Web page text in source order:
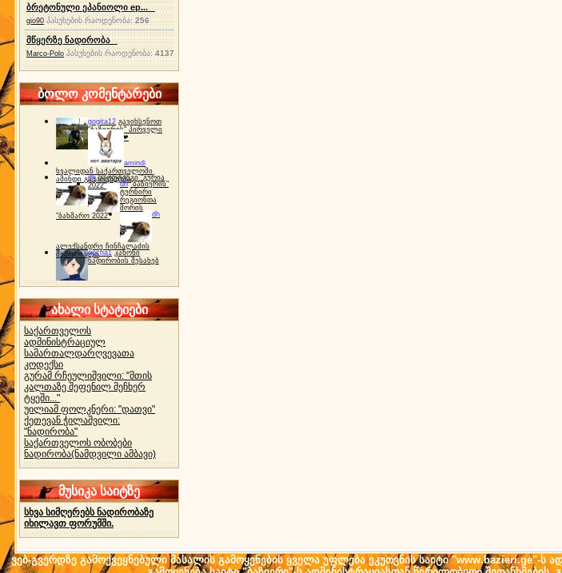
ბრეტონული ეპანიოლი ep...
gio90 პასუხების რაოდენობა:256
მწყერზე ნადირობა
Marco-Polo პასუხების რაოდენობა:4137
ბოლო კომენტარები
gogita12 გავიხსენოთ
"ბაზიერის" პირველი
ტურნირი ❤
amindi
ხვალიდან საქართველოში
ამინდი გაუარესდება
dh სპორტინგი "გურია
2022"
dh "ბაზიერის"
ტურნირი
რეგიონთა
შორის
"ბახმარო 2022"
dh
ალექსანდრე ჩინჩალაძის
მემორიალიgocha1 კანონი
ნადირობის შესახებ
ახალი სტატიები
საქართველოს
ადმინისტრაციულ
სამართალდარღვევათა
კოდექსი
გურამ რჩეულიშვილი: "მთის
კალთაზე შეფენილ მეჩხერ
ტყეში..."
უილიამ ფოლკნერი: "დათვი"
ქეთევან ჭილაშვილი:
"ნადირობა"
საქართველოს ობობები
ნადირობა(ნამდვილი ამბავი)
მუსიკა საიტზე
სხვა სიმღერებს ნადირობაზე
იხილავთ ფორუმში.
ვებ-გვერდზე გამოქვეყნებული მასალის გამოყენების ყველა უფლება ეკუთვნის საიტი "www.bazieri.ge"-